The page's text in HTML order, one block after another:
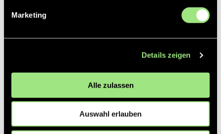
Marketing
Details zeigen
Alle zulassen
Auswahl erlauben